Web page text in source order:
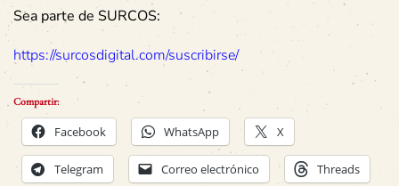
Sea parte de SURCOS:
https://surcosdigital.com/suscribirse/
Compartir:
Facebook WhatsApp X
Telegram Correo electrónico Threads